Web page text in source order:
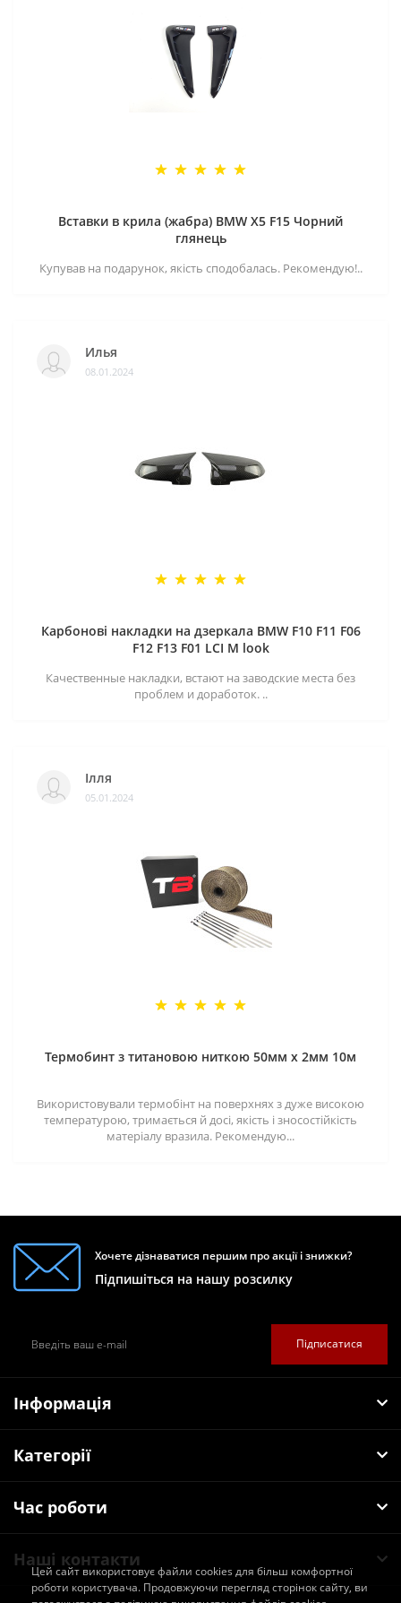
Вставки в крила (жабра) BMW X5 F15 Чорний
глянець
Купував на подарунок, якість сподобалась. Рекомендую!..
Илья
08.01.2024
Карбонові накладки на дзеркала BMW F10 F11 F06
F12 F13 F01 LCI M look
Качественные накладки, встают на заводские места без
проблем и доработок. ..
Ілля
05.01.2024
Термобинт з титановою ниткою 50мм х 2мм 10м
Використовували термобінт на поверхнях з дуже високою
температурою, тримається й досі, якість і зносостійкість
матеріалу вразила. Рекомендую...
Хочете дізнаватися першим про акції і знижки?
Підпишіться на нашу розсилку
Підписатися
Інформація
Категорії
Час роботи
Наші контакти
Цей сайт використовує файли cookies для більш комфортної
роботи користувача. Продовжуючи перегляд сторінок сайту, ви